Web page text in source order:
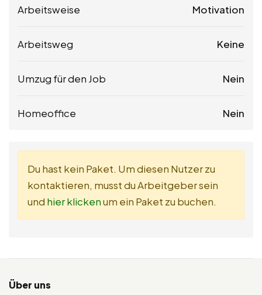
Arbeitsweise Motivation
Arbeitsweg Keine
Umzug für den Job Nein
Homeoffice Nein
Du hast kein Paket. Um diesen Nutzer zu
kontaktieren, musst du Arbeitgeber sein
und hier klickenum ein Paket zu buchen.
Über uns